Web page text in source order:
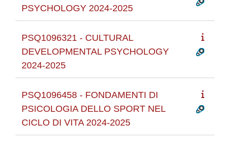
PSYCHOLOGY 2024-2025
PSQ1096321 - CULTURAL
DEVELOPMENTAL PSYCHOLOGY
2024-2025
PSQ1096458 - FONDAMENTI DI
PSICOLOGIA DELLO SPORT NEL
CICLO DI VITA 2024-2025